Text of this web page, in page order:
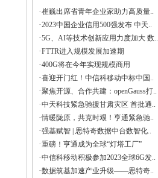
·崔巍出席省青年企业家助力高质量..
·2023中国企业信用500强发布 中天..
·5G、AI等技术创新应用力度加大 数..
·FTTR进入规模发展加速期
·400G将在今年实现规模商用
·喜迎开门红！中信科移动中标中国..
·聚焦开源、合作共建：openGauss打..
·中天科技紧急驰援甘肃灾区 首批通..
·情暖陇原，共克时艰！亨通紧急驰..
·强基赋智 | 思特奇数据中台数智化..
·重磅！亨通成为全球“灯塔工厂”
·中信科移动积极参加2023全球6G发..
·数据筑基加速产业升级——思特奇..